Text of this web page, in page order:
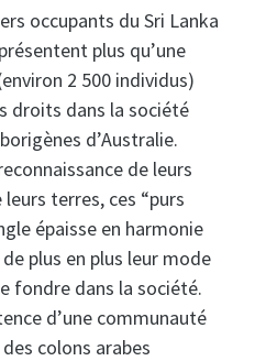
occupants du Sri Lanka
plus qu’une
2 500 individus)
droits dans la société
d’Australie.
de leurs
terres, ces “purs
épaisse en harmonie
plus en plus leur mode
fondre dans la société.
d’une communauté
colons arabes